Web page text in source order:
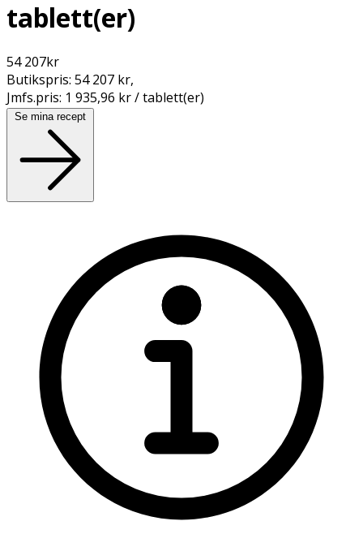
tablett(er)
54 207kr
Butikspris: 54 207 kr,
Jmfs.pris: 1 935,96 kr / tablett(er)
Se mina recept